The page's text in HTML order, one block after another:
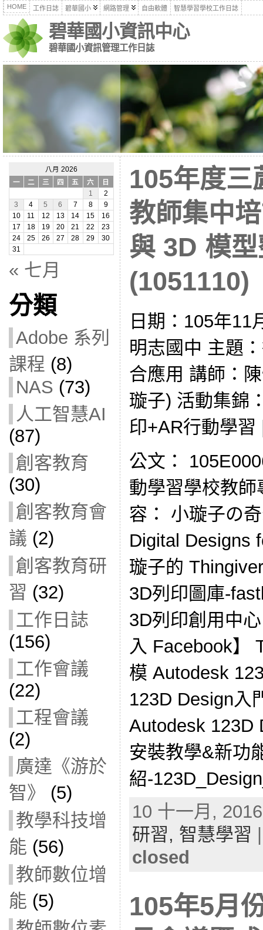
HOME 工作日誌 碧華國小 網路管理 自由軟體 智慧學習學校工作日誌
碧華國小資訊中心
碧華國小資訊管理工作日誌
八月 2026
一
二 三 四 五 六
日
1
2
3
4 5 6 7 8
9
10
11 12 13 14 15
16
17
18 19 20 21 22
23
24
25 26 27 28 29
30
31
« 七月
分類
Adobe 系列
課程 (8)
NAS (73)
人工智慧AI
(87)
創客教育
(30)
創客教育會
議 (2)
創客教育研
習 (32)
工作日誌
(156)
工作會議
(22)
工程會議
(2)
廣達《游於
智》
(5)
教學科技增
能 (56)
教師數位增
能 (5)
105年度三
教師集中
與 3D 模
(1051110)
日期：105年11
明志國中 主題
合應用 講師：
璇子) 活動集錦
印+AR行動學
公文：
動學習學校教
容： 小璇子の
Digital Designs
璇子的
3D列印圖庫-
3D列印創用中
入 Facebook】
模 Autodesk
123D Design入
Autodesk 123D
安裝教學&新功
紹-
10 十一月,
研習, 智慧學習
closed
105年5月